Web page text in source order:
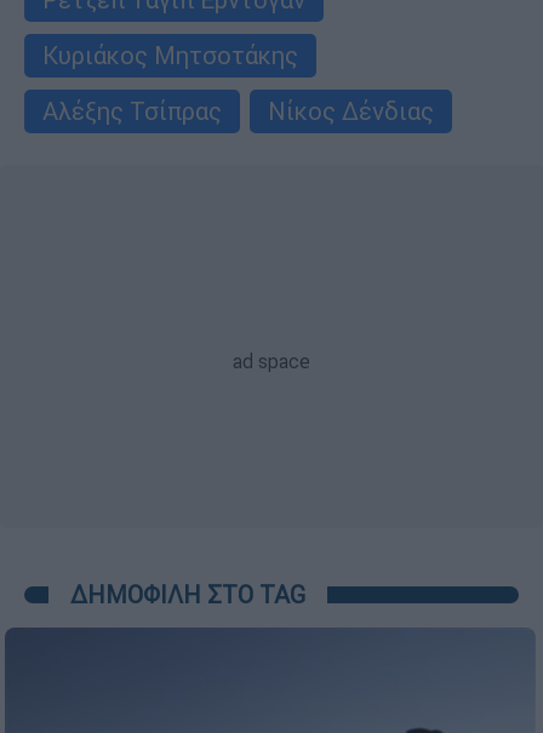
Κυριάκος Μητσοτάκης
Αλέξης Τσίπρας
Νίκος Δένδιας
ΔΗΜΟΦΙΛΗ ΣΤΟ TAG